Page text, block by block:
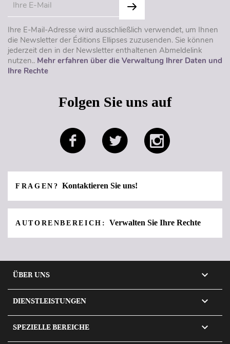
Ihre E-Mail-Adresse wird ausschließlich verwendet, um Ihnen
die Newsletter der Éditions Ellipses zuzusenden. Sie können
jederzeit den in der Newsletter enthaltenen Abmeldelink
nutzen.. Mehr erfahren über die Verwaltung Ihrer Daten und
Ihre Rechte
Folgen Sie uns auf
FRAGEN?Kontaktieren Sie uns!
AUTORENBEREICH: Verwalten Sie Ihre Rechte
ÜBER UNS 
DIENSTLEISTUNGEN 
SPEZIELLE BEREICHE 